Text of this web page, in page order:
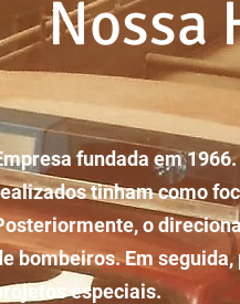
Nossa
fundada em
tinham como
o
bombeiros. Em
especiais.